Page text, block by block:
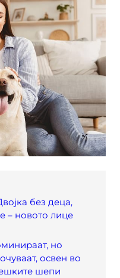
без деца,
– новото лице
но
освен во
шепи